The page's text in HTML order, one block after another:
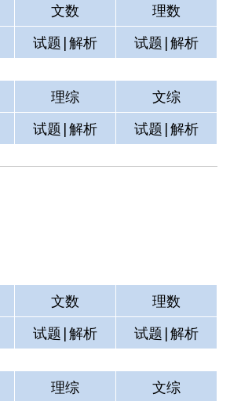
文数
理数
试题|解析 试题|解析
理综
文综
试题|解析 试题|解析
文数
理数
试题|解析 试题|解析
理综
文综